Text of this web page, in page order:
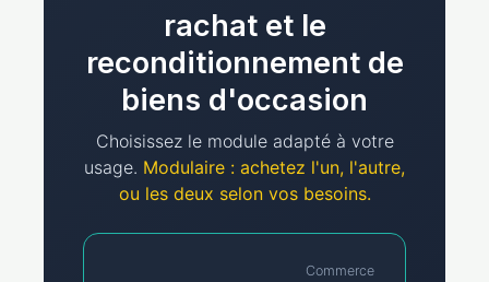
rachat et le
reconditionnement de
biens d'occasion
Choisissez le module adapté à votre
usage. Modulaire : achetez l'un, l'autre,
ou les deux selon vos besoins.
Commerce